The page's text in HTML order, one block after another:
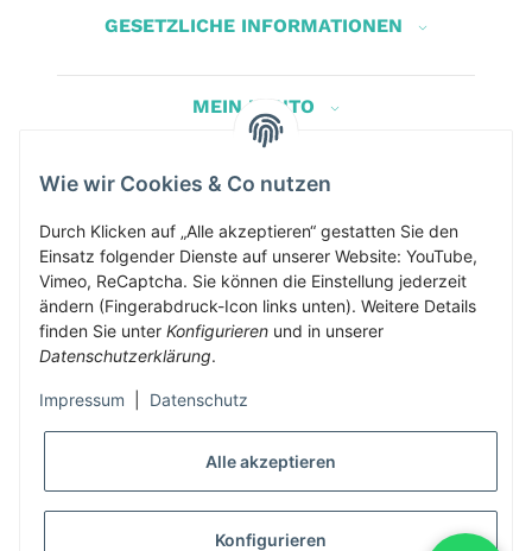
GESETZLICHE INFORMATIONEN
MEIN KONTO
Herbis Anglerladen
Inh.Herbert Schinnerl
Kirchdorf am Inn 5
4982 Kirchdorf am Inn
info@herbis-anglerladen.at
Alle Preise inklusive gesetzlicher Mwst., exklusive Versand- &
Wie wir Cookies & Co nutzen
Durch Klicken auf „Alle akzeptieren“ gestatten Sie den
Einsatz folgender Dienste auf unserer Website: YouTube,
Vimeo, ReCaptcha. Sie können die Einstellung jederzeit
ändern (Fingerabdruck-Icon links unten). Weitere Details
finden Sie unter Konfigurieren und in unserer
Datenschutzerklärung.
Impressum Datenschutz
Alle akzeptieren
Konfigurieren